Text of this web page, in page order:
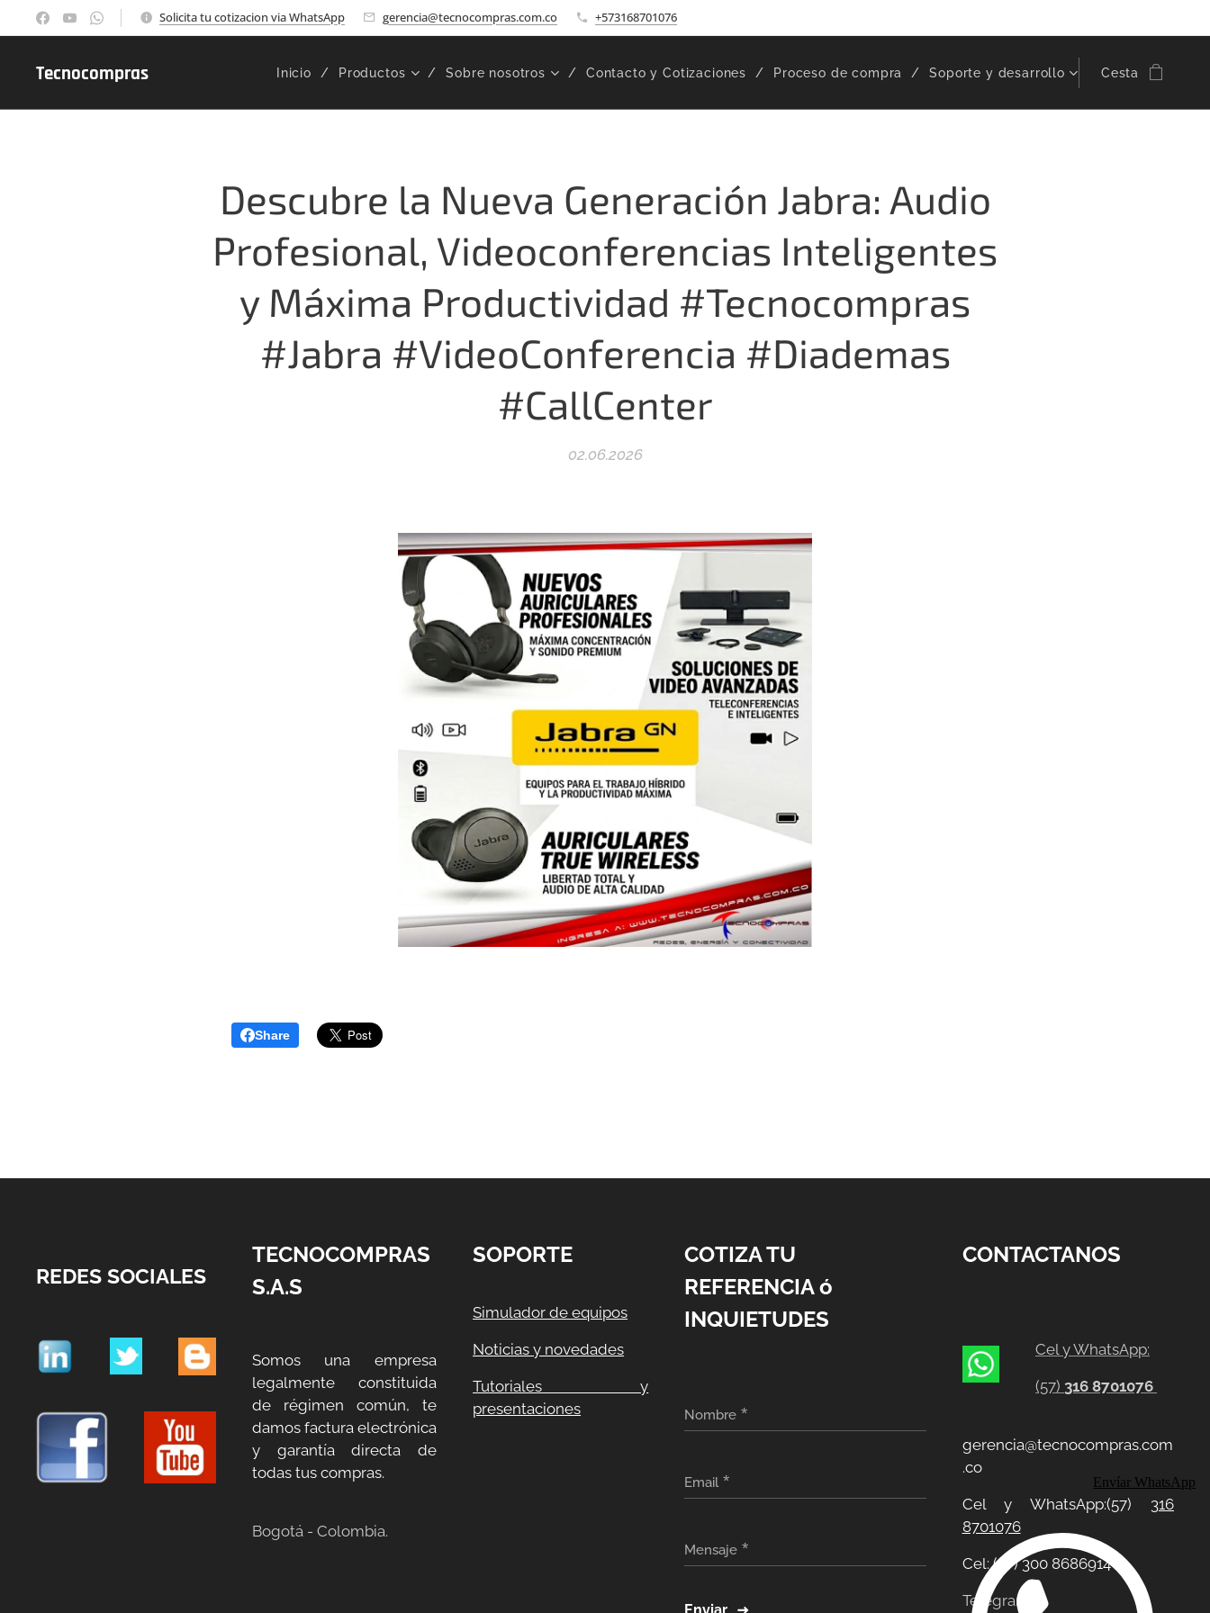
Solicita tu cotizacion via WhatsApp gerencia@tecnocompras.com.co +573168701076
Tecnocompras Inicio Productos Sobre nosotros Contacto y Cotizaciones Proceso de compra Soporte y desarrollo Cesta
Descubre la Nueva Generación Jabra: Audio
Profesional, Videoconferencias Inteligentes
y Máxima Productividad #Tecnocompras
#Jabra #VideoConferencia #Diademas
#CallCenter
02.06.2026
Share
REDES SOCIALES
TECNOCOMPRAS
S.A.S
Somos una empresa
legalmente constituida
de régimen común, te
damos factura electrónica
y garantía directa de
todas tus compras.
Bogotá - Colombia.
SOPORTE
Simulador de equipos
Noticias y novedades
Tutoriales y
presentaciones
COTIZA TU
REFERENCIA ó
INQUIETUDES
Nombre
Email
Mensaje
CONTACTANOS
Cel y WhatsApp:
(57) 316 8701076
gerencia@tecnocompras.com
.co
Cel y WhatsApp:(57) 316
8701076
Cel: (57) 300 8686914
Telegram:
Envíar WhatsApp